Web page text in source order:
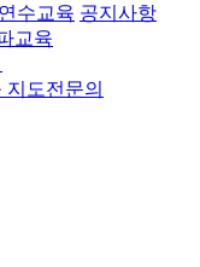
수교육 공지사항
교육
도전문의